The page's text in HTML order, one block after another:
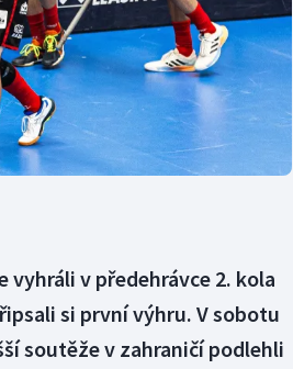
Ostatní
v předehrávce 2. kola
si první výhru. V sobotu
soutěže v zahraničí podlehli